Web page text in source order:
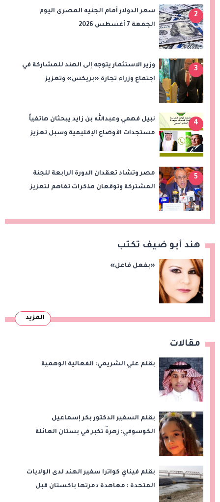
2
سعر الدولار أمام الجنيه المصرى اليوم
الجمعة 7 أغسطس 2026
3
وزير الاستثمار يتوجه إلى الهند للمشاركة في
اجتماع وزراء تجارة «بريكس» وتعزيز
4
نبيل فهمي وعبدالله بن زايد يبحثان هاتفياً
مستجدات الأوضاع الإقليمية وسبل تعزيز
5
مصر وتشاد تعقدان الدورة الرابعة للجنة
المشتركة وتوقعان مذكرات تفاهم لتعزيز
هند أبو ضيف تكتب
«بفعل فاعل»
المزيد
مقالات
بقلم علي الشريمي: الفعالية الوهمية
بقلم السفير الدكتور بكر إسماعيل
الكوسوفي: زهرةٌ تكبر في بستان العائلة
بقلم فيناي كواترا سفير الهند لدى الولايات
المتحدة : معاهدة دمرتها باكستان قبل